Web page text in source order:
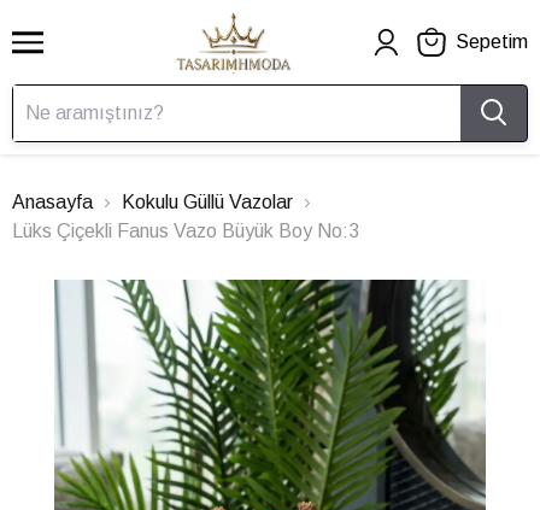
Sepetim
Anasayfa
Kokulu Güllü Vazolar
Lüks Çiçekli Fanus Vazo Büyük Boy No:3